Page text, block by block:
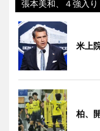
張本美和、４強入り
米上
柏、